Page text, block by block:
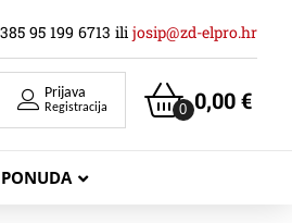
95 199 6713 ili josip@zd-elpro.hr
Prijava
Registracija 0,00€
0